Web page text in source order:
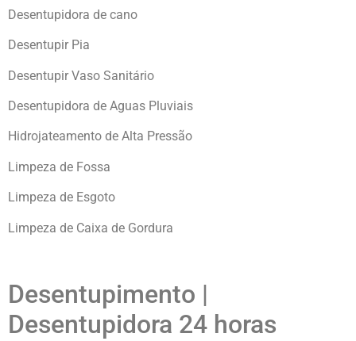
Desentupidora de cano
Desentupir Pia
Desentupir Vaso Sanitário
Desentupidora de Aguas Pluviais
Hidrojateamento de Alta Pressão
Limpeza de Fossa
Limpeza de Esgoto
Limpeza de Caixa de Gordura
Desentupimento |
Desentupidora 24 horas